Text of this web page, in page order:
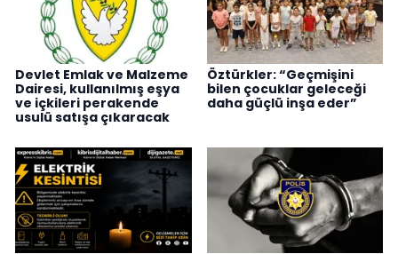
Devlet Emlak ve Malzeme
Dairesi, kullanılmış eşya
ve içkileri perakende
usulü satışa çıkaracak
Öztürkler: “Geçmişini
bilen çocuklar geleceği
daha güçlü inşa eder”